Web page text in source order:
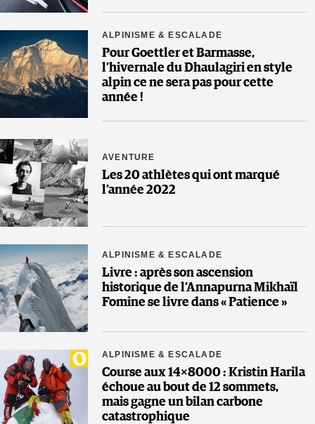
ALPINISME & ESCALADE
Pour Goettler et Barmasse,
l’hivernale du Dhaulagiri en style
alpin ce ne sera pas pour cette
année !
AVENTURE
Les 20 athlètes qui ont marqué
l’année 2022
ALPINISME & ESCALADE
Livre : après son ascension
historique de l’Annapurna Mikhaïl
Fomine se livre dans « Patience »
ALPINISME & ESCALADE
Course aux 14×8000 : Kristin Harila
échoue au bout de 12 sommets,
mais gagne un bilan carbone
catastrophique